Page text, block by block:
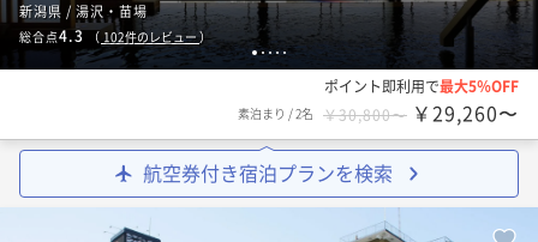
12345
新潟県 / 湯沢・苗場
総合点4.3 （ 102件のレビュー）
ポイント即利用で最大5％OFF
素泊まり /2名 ￥30,800〜 ￥29,260〜
航空券付き宿泊プランを検索